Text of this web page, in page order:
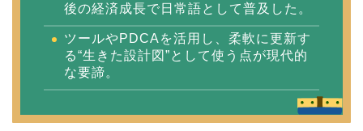
後の経済成長で日常語として普及した。
ツールやPDCAを活用し、柔軟に更新す
る“生きた設計図”として使う点が現代的
な要諦。